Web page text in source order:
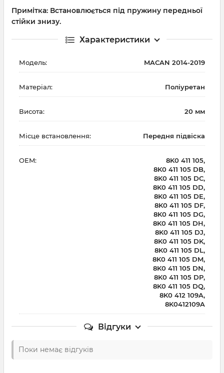
Примітка: Встановлюється під пружину передньої
стійки знизу.
Характеристики
Модель: MACAN 2014-2019
Матеріал: Поліуретан
Висота: 20 мм
Місце встановлення: Передня підвіска
OEM:
8K0 411 105,
8K0 411 105 DB,
8K0 411 105 DC,
8K0 411 105 DD,
8K0 411 105 DE,
8K0 411 105 DF,
8K0 411 105 DG,
8K0 411 105 DH,
8K0 411 105 DJ,
8K0 411 105 DK,
8K0 411 105 DL,
8K0 411 105 DM,
8K0 411 105 DN,
8K0 411 105 DP,
8K0 411 105 DQ,
8K0 412 109A,
8K0412109A
Відгуки
Поки немає відгуків